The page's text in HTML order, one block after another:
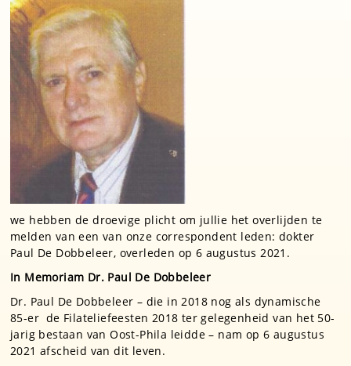
we hebben de droevige plicht om jullie het overlijden te
melden van een van onze correspondent leden: dokter
Paul De Dobbeleer, overleden op 6 augustus 2021.
In Memoriam Dr. Paul De Dobbeleer
Dr. Paul De Dobbeleer – die in 2018 nog als dynamische
85-er de Filateliefeesten 2018 ter gelegenheid van het 50-
jarig bestaan van Oost-Phila leidde – nam op 6 augustus
2021 afscheid van dit leven.